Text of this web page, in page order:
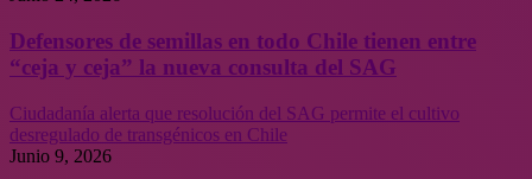
Defensores de semillas en todo Chile tienen entre
“ceja y ceja” la nueva consulta del SAG
Ciudadanía alerta que resolución del SAG permite el cultivo
desregulado de transgénicos en Chile
Junio 9, 2026